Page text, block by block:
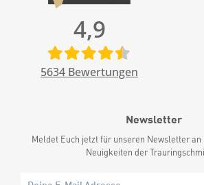
4,9
5634 Bewertungen
Newsletter
Meldet Euch jetzt für unseren Newsletter an
Neuigkeiten der